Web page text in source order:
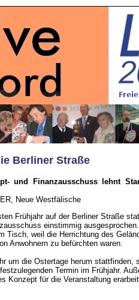
Berliner Straße
und Finanzausschuss lehnt
Neue Westfälische
Frühjahr auf der Berliner Straße
einstimmig
Tisch, weil die Herrichtung des
Anwohnern zu befürchten waren.
um die Ostertage herum stattfinden,
Termin im Frühjahr.
Konzept für die Veranstaltung